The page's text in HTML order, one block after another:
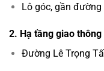
Lô góc, gần
2. Hạ tầng giao thông
Đường Lê Trọng